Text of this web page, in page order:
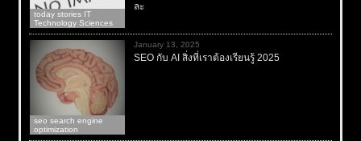
today stories IT
Technology Sciences
ละ
seo search engine
optimization
January 13, 2025
SEO กับ AI สิ่งที่เราต้องเรียนรู้ 2025